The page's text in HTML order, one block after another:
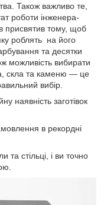
Також важливо те,
роботи інженера-
присвятив тому, щоб
роблять на його
та десятки
можливість вибирати
скла та каменю — це
вибір.
наявність заготівок
в рекордні
стільці, і ви точно